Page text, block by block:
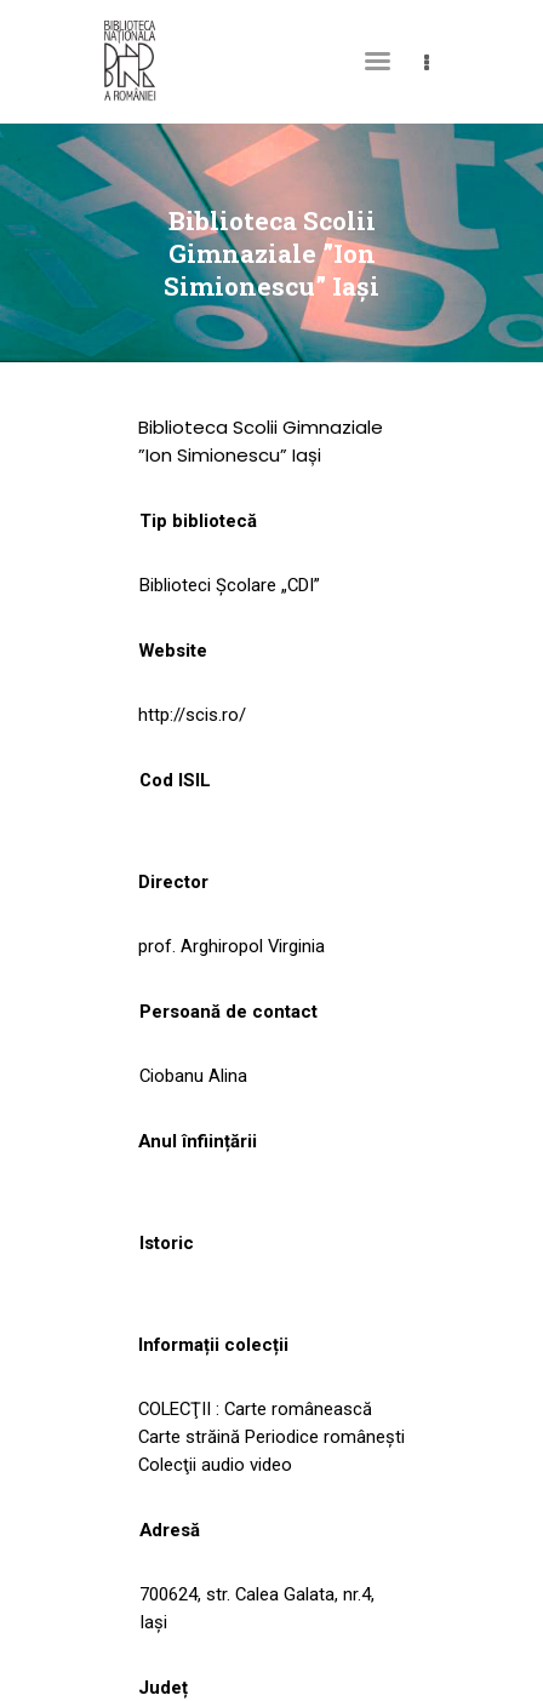
Biblioteca Scolii
Gimnaziale ”Ion
Simionescu” Iași
DESPRE NOI
PERMISUL MEU DE
BIBLIOTECĂ
CATALOAGE ȘI
COLECȚII
BIBLIOTECA DIGITALĂ
EVENIMENTE
CULTURALE
NOUTĂȚI
Biblioteca Scolii Gimnaziale
”Ion Simionescu” Iași
Tip bibliotecă
Biblioteci Școlare „CDI”
Website
http://scis.ro/
Cod ISIL
Director
prof. Arghiropol Virginia
Persoană de contact
Ciobanu Alina
Anul înființării
Istoric
Informații colecții
COLECŢII : Carte românească
Carte străină Periodice româneşti
Colecţii audio video
Adresă
700624, str. Calea Galata, nr.4,
Iași
Județ